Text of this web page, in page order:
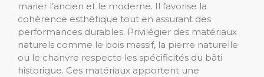
marier l’ancien et le moderne. Il favorise la
cohérence esthétique tout en assurant des
performances durables. Privilégier des matériaux
naturels comme le bois massif, la pierre naturelle
ou le chanvre respecte les spécificités du bâti
historique. Ces matériaux apportent une